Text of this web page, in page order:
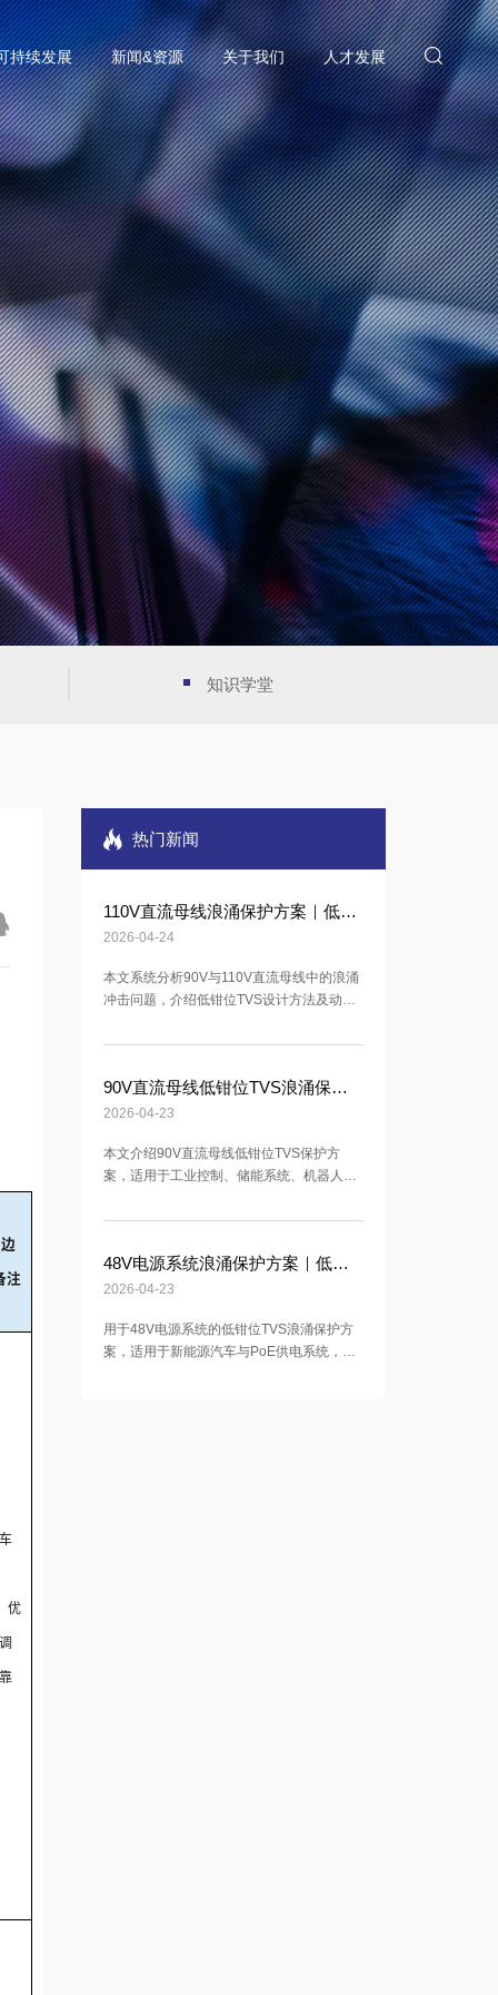
持续发展 新闻&资源 关于我们 人才发展
知识学堂
注
优
热门新闻
110V直流母线浪涌保护方案｜低钳位TVS设计
2026-04-24
本文系统分析90V与110V直流母线中的浪涌
冲击问题，介绍低钳位TVS设计方法及动态
的过压保护与系统可靠性。
90V直流母线低钳位TVS浪涌保护方案｜120V耐压DC-DC芯片窗口保护
2026-04-23
本文介绍90V直流母线低钳位TVS保护方
案，适用于工业控制、储能系统、机器人、
景。围绕120V耐压DC-DC芯片保护需求，
与8/20μs组合浪涌条件下实现更优母线钳位
控制，降低芯片击穿、雪崩退化与隐性失效
48V电源系统浪涌保护方案｜低钳位TVS在汽车电子与PoE中的应用
2026-04-23
用于48V电源系统的低钳位TVS浪涌保护方
案，适用于新能源汽车与PoE供电系统，满